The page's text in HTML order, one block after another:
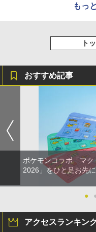
もっ
ト
おすすめ記事
ポケモンコラボ「マ
2026」をひと足お先
●
アクセスランキン